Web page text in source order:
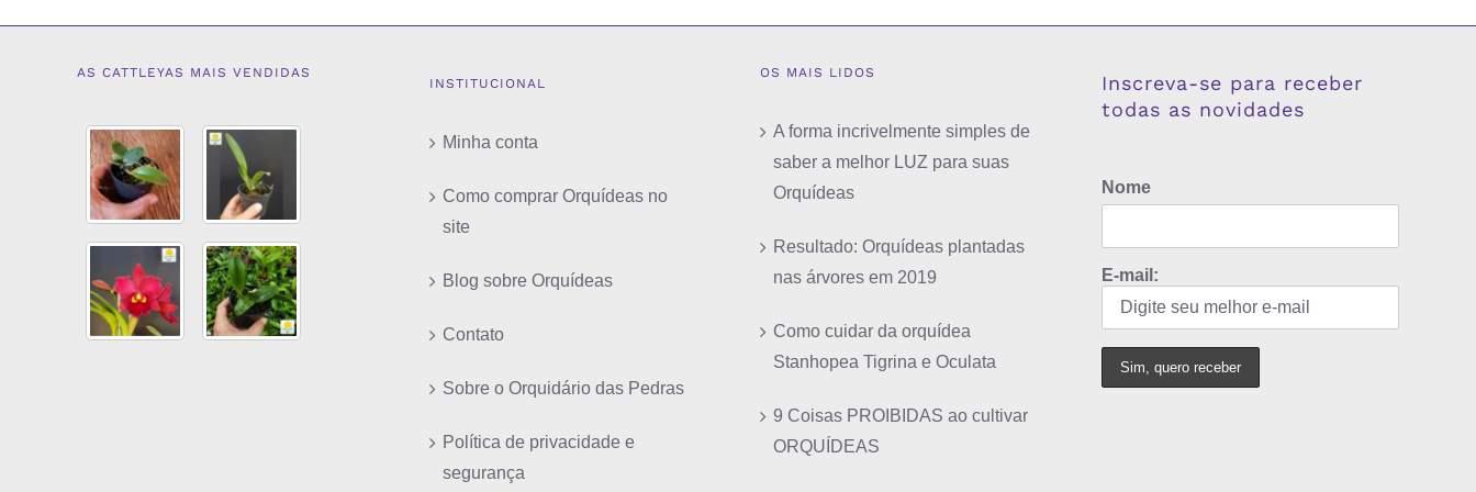
AS CATTLEYAS MAIS VENDIDAS
INSTITUCIONAL
Minha conta
Como comprar Orquídeas no
site
Blog sobre Orquídeas
Contato
Sobre o Orquidário das Pedras
Política de privacidade e
segurança
OS MAIS LIDOS
A forma incrivelmente simples de
saber a melhor LUZ para suas
Orquídeas
Resultado: Orquídeas plantadas
nas árvores em 2019
Como cuidar da orquídea
Stanhopea Tigrina e Oculata
9 Coisas PROIBIDAS ao cultivar
ORQUÍDEAS
Inscreva-se para receber
todas as novidades
Nome
E-mail: